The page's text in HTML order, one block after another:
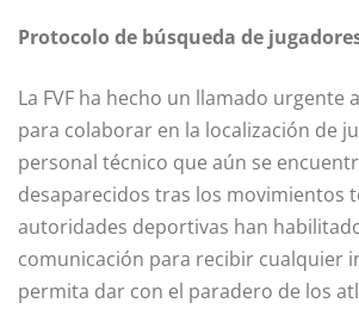
Protocolo de búsqueda de
La FVF ha hecho un llamado urgente
para colaborar en la localización de
personal técnico que aún se
desaparecidos tras los movimientos
autoridades deportivas han
comunicación para recibir cualquier
permita dar con el paradero de los